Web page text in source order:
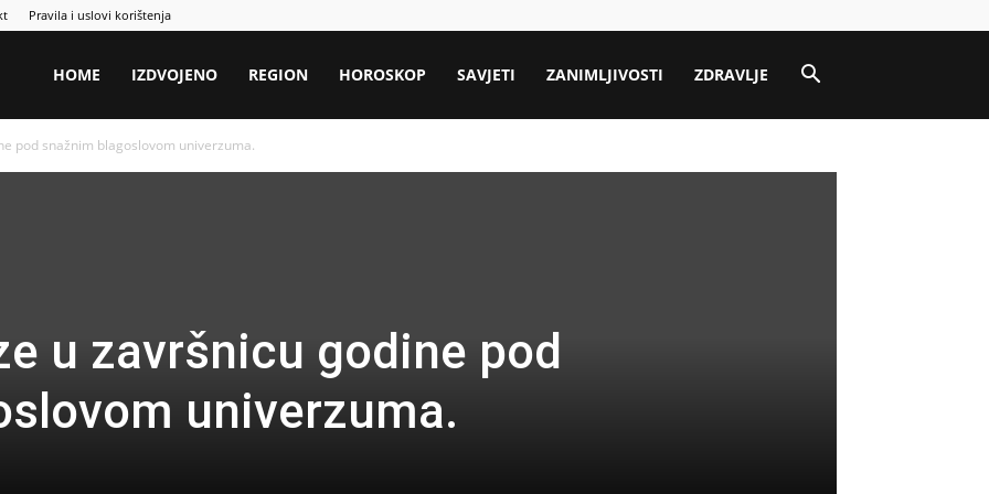
Pravila i uslovi korištenja
HOME IZDVOJENO REGION HOROSKOP SAVJETI ZANIMLJIVOSTI ZDRAVLJE
pod snažnim blagoslovom univerzuma.
u završnicu godine pod
univerzuma.